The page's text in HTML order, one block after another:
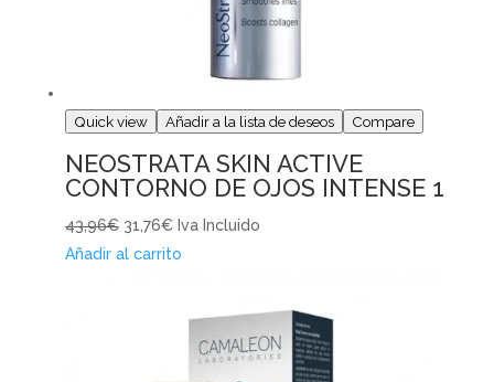
Quick view Añadir a la lista de deseos Compare
NEOSTRATA SKIN ACTIVE
CONTORNO DE OJOS INTENSE 1
43,96€ 31,76€ Iva Incluido
Añadir al carrito